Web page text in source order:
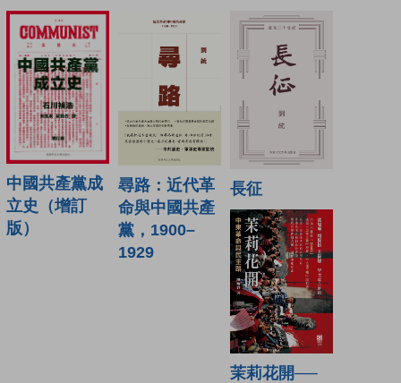
中國共產黨成
立史（增訂
版）
尋路：近代革
命與中國共產
黨，1900–
1929
長征
茉莉花開──